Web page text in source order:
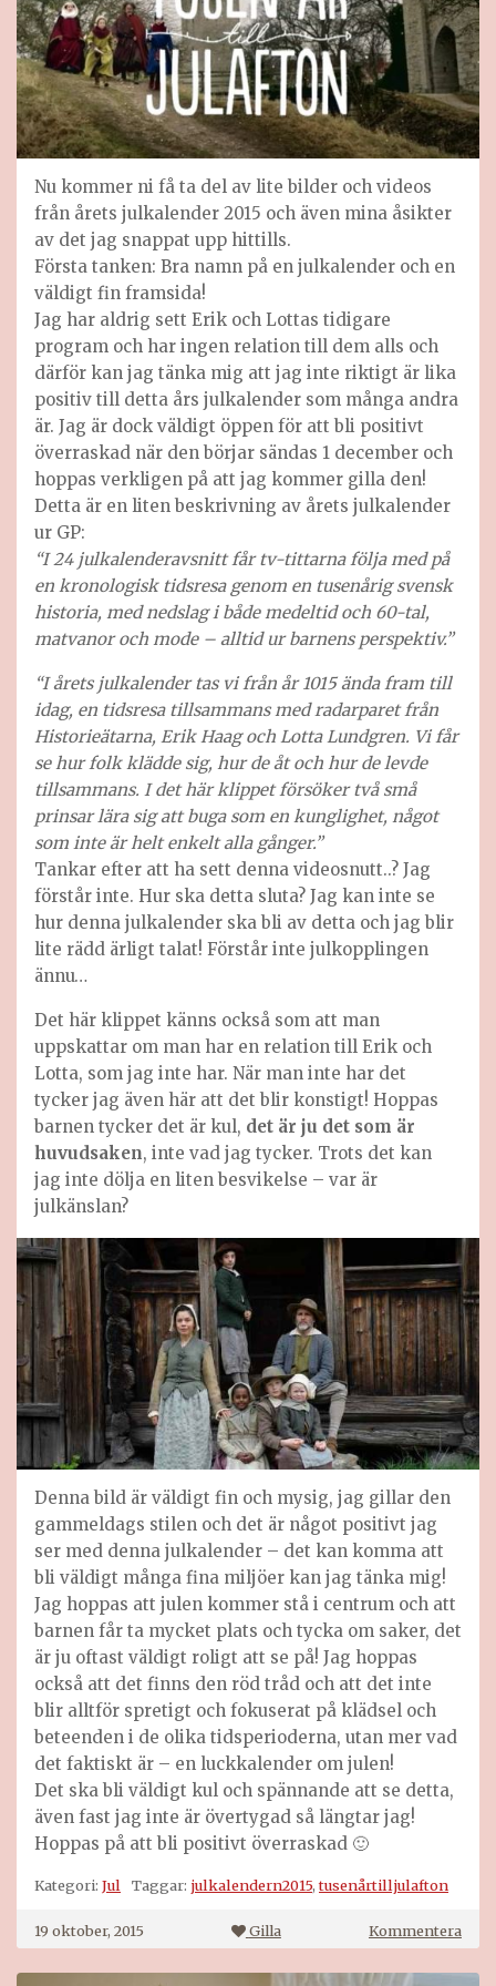
Nu kommer ni få ta del av lite bilder och videos
från årets julkalender 2015 och även mina åsikter
av det jag snappat upp hittills.
Första tanken: Bra namn på en julkalender och en
väldigt fin framsida!
Jag har aldrig sett Erik och Lottas tidigare
program och har ingen relation till dem alls och
därför kan jag tänka mig att jag inte riktigt är lika
positiv till detta års julkalender som många andra
är. Jag är dock väldigt öppen för att bli positivt
överraskad när den börjar sändas 1 december och
hoppas verkligen på att jag kommer gilla den!
Detta är en liten beskrivning av årets julkalender
ur GP:
“I 24 julkalenderavsnitt får tv-tittarna följa med på
en kronologisk tidsresa genom en tusenårig svensk
historia, med nedslag i både medeltid och 60-tal,
matvanor och mode – alltid ur barnens perspektiv.”
“I årets julkalender tas vi från år 1015 ända fram till
idag, en tidsresa tillsammans med radarparet från
Historieätarna, Erik Haag och Lotta Lundgren. Vi får
se hur folk klädde sig, hur de åt och hur de levde
tillsammans. I det här klippet försöker två små
prinsar lära sig att buga som en kunglighet, något
som inte är helt enkelt alla gånger.”
Tankar efter att ha sett denna videosnutt..? Jag
förstår inte. Hur ska detta sluta? Jag kan inte se
hur denna julkalender ska bli av detta och jag blir
lite rädd ärligt talat! Förstår inte julkopplingen
ännu…
Det här klippet känns också som att man
uppskattar om man har en relation till Erik och
Lotta, som jag inte har. När man inte har det
tycker jag även här att det blir konstigt! Hoppas
barnen tycker det är kul, det är ju det som är
huvudsaken, inte vad jag tycker. Trots det kan
jag inte dölja en liten besvikelse – var är
julkänslan?
Denna bild är väldigt fin och mysig, jag gillar den
gammeldags stilen och det är något positivt jag
ser med denna julkalender – det kan komma att
bli väldigt många fina miljöer kan jag tänka mig!
Jag hoppas att julen kommer stå i centrum och att
barnen får ta mycket plats och tycka om saker, det
är ju oftast väldigt roligt att se på! Jag hoppas
också att det finns den röd tråd och att det inte
blir alltför spretigt och fokuserat på klädsel och
beteenden i de olika tidsperioderna, utan mer vad
det faktiskt är – en luckkalender om julen!
Det ska bli väldigt kul och spännande att se detta,
även fast jag inte är övertygad så längtar jag!
Hoppas på att bli positivt överraskad 🙂
Kategori: Jul Taggar: julkalendern2015,tusenårtilljulafton
19 oktober, 2015 Gilla Kommenterapå
år